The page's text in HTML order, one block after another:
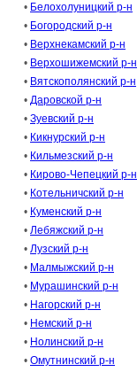
• Белохолуницкий р-н
• Богородский р-н
• Верхнекамский р-н
• Верхошижемский р-н
• Вятскополянский р-н
• Даровской р-н
• Зуевский р-н
• Кикнурский р-н
• Кильмезский р-н
• Кирово-Чепецкий р-н
• Котельничский р-н
• Куменский р-н
• Лебяжский р-н
• Лузский р-н
• Малмыжский р-н
• Мурашинский р-н
• Нагорский р-н
• Немский р-н
• Нолинский р-н
• Омутнинский р-н